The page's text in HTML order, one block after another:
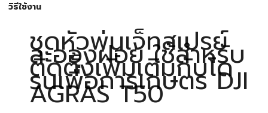
วิธีใช้งาน
ชุดหัวพ่นเจ็ทสเปรย์
ละอองฝอย ใช้สำหรับ
ติดตั้งเพิ่มเติมกับโด
รนเพื่อการเกษตร DJI
AGRAS T50